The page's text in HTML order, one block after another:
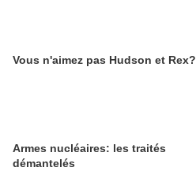
Vous n'aimez pas Hudson et Rex?
Armes nucléaires: les traités
démantelés